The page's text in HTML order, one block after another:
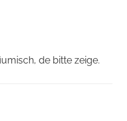
de bitte zeige.